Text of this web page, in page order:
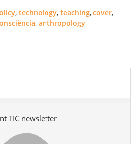
, technology, teaching, cover,
, anthropology
TIC newsletter